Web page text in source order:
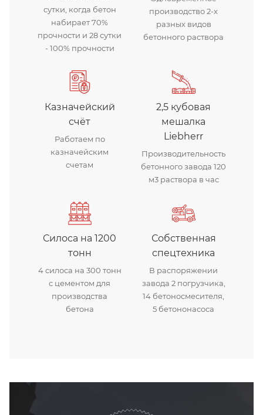
сутки, когда бетон
набирает 70%
прочности и 28 сутки
- 100% прочности
производство 2-х
разных видов
бетонного раствора
Казначейский
счёт
Работаем по
казначейским
счетам
2,5 кубовая
мешалка
Liebherr
Производительность
бетонного завода 120
м3 раствора в час
Силоса на 1200
тонн
4 силоса на 300 тонн
с цементом для
производства
бетона
Собственная
спецтехника
В распоряжении
завода 2 погрузчика,
14 бетоносмесителя,
5 бетононасоса